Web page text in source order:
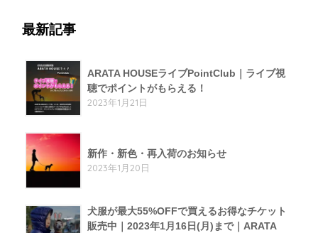
最新記事
ARATA HOUSEライブPointClub｜ライブ視
聴でポイントがもらえる！
2023年1月21日
新作・新色・再入荷のお知らせ
2023年1月20日
犬服が最大55%OFFで買えるお得なチケット
販売中｜2023年1月16日(月)まで｜ARATA